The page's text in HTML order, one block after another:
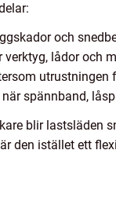
och
verktyg, lådor och
utrustningen
spännband,
blir lastsläden
den istället ett